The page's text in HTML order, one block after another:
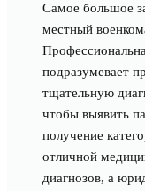
Самое большое
местный
подразумевает
тщательную
чтобы выявить
получение
отличной
диагнозов, а